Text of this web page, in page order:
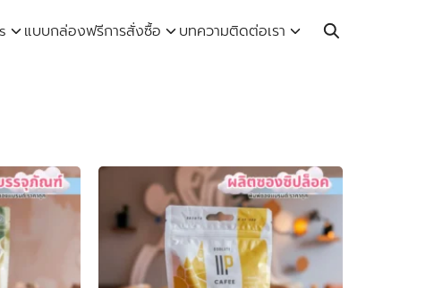
แบบกล่องฟรีการสั่งซื้อ บทความติดต่อเรา